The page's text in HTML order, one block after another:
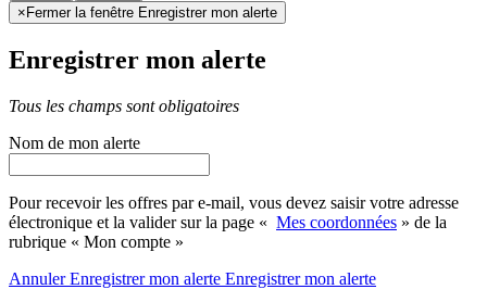
× Fermer la fenêtre Enregistrer mon alerte
Enregistrer mon alerte
Tous les champs sont obligatoires
Nom de mon alerte
Pour recevoir les offres par e-mail, vous devez saisir votre adresse
électronique et la valider sur la page « Mes coordonnées » de la
rubrique « Mon compte »
AnnulerEnregistrer mon alerte Enregistrermon alerte